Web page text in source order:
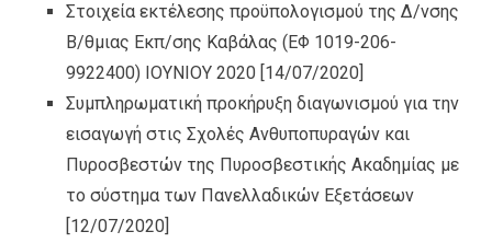
Στοιχεία εκτέλεσης προϋπολογισμού της Δ/νσης
Β/θμιας Εκπ/σης Καβάλας (ΕΦ 1019-206-
9922400) ΙΟΥΝΙΟΥ 2020 [14/07/2020]
Συμπληρωματική προκήρυξη διαγωνισμού για την
εισαγωγή στις Σχολές Ανθυποπυραγών και
Πυροσβεστών της Πυροσβεστικής Ακαδημίας με
το σύστημα των Πανελλαδικών Εξετάσεων
[12/07/2020]